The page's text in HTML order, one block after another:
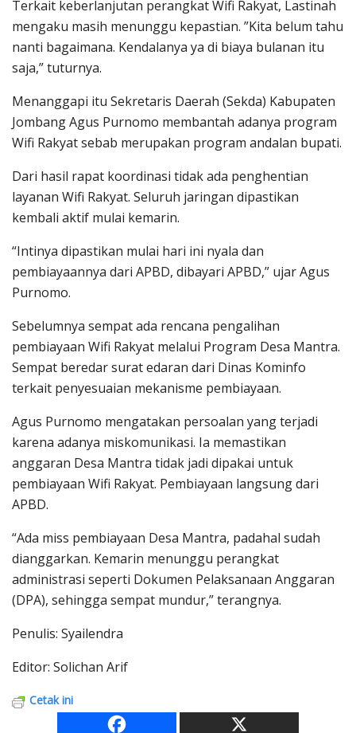
Terkait keberlanjutan perangkat Wifi Rakyat, Lastinah
mengaku masih menunggu kepastian. ”Kita belum tahu
nanti bagaimana. Kendalanya ya di biaya bulanan itu
saja,” tuturnya.
Menanggapi itu Sekretaris Daerah (Sekda) Kabupaten
Jombang Agus Purnomo membantah adanya program
Wifi Rakyat sebab merupakan program andalan bupati.
Dari hasil rapat koordinasi tidak ada penghentian
layanan Wifi Rakyat. Seluruh jaringan dipastikan
kembali aktif mulai kemarin.
“Intinya dipastikan mulai hari ini nyala dan
pembiayaannya dari APBD, dibayari APBD,” ujar Agus
Purnomo.
Sebelumnya sempat ada rencana pengalihan
pembiayaan Wifi Rakyat melalui Program Desa Mantra.
Sempat beredar surat edaran dari Dinas Kominfo
terkait penyesuaian mekanisme pembiayaan.
Agus Purnomo mengatakan persoalan yang terjadi
karena adanya miskomunikasi. Ia memastikan
anggaran Desa Mantra tidak jadi dipakai untuk
pembiayaan Wifi Rakyat. Pembiayaan langsung dari
APBD.
“Ada miss pembiayaan Desa Mantra, padahal sudah
dianggarkan. Kemarin menunggu perangkat
administrasi seperti Dokumen Pelaksanaan Anggaran
(DPA), sehingga sempat mundur,” terangnya.
Penulis: Syailendra
Editor: Solichan Arif
Cetak ini